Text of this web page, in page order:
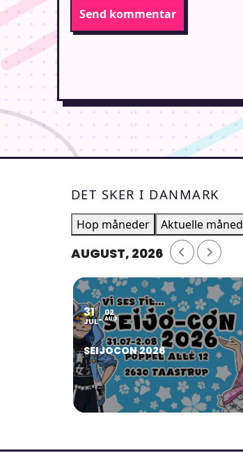
DET SKER I DANMARK
Hop måneder Aktuelle måned
AUGUST, 2026
31
JUL
02
AUG
SEIJOCON 2026